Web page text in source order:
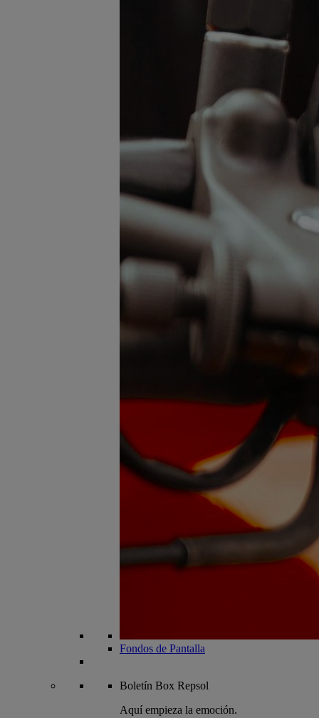
Fondos de Pantalla
Boletín Box Repsol
Aquí empieza la emoción.